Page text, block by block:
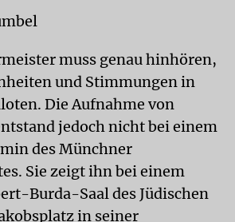
muss genau hinhören,
und Stimmungen in
Die Aufnahme von
jedoch nicht bei einem
des Münchner
Sie zeigt ihn bei einem
Burda-Saal des Jüdischen
in seiner